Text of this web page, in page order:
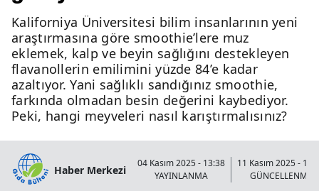
Kaliforniya Üniversitesi bilim insanlarının yeni
araştırmasına göre smoothie’lere muz
eklemek, kalp ve beyin sağlığını destekleyen
flavanollerin emilimini yüzde 84’e kadar
azaltıyor. Yani sağlıklı sandığınız smoothie,
farkında olmadan besin değerini kaybediyor.
Peki, hangi meyveleri nasıl karıştırmalısınız?
Haber Merkezi
04 Kasım 2025 - 13:38
YAYINLANMA
11 Kasım 2025 -
GÜNCELLENME